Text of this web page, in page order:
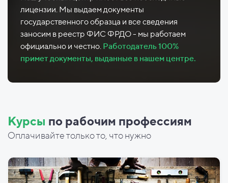
лицензии. Мы выдаем документы
государственного образца и все сведения
заносим в реестр ФИС ФРДО - мы работаем
официально и честно. Работодатель 100%
примет документы, выданные в нашем центре.
Курсы по рабочим профессиям
Оплачивайте только то, что нужно